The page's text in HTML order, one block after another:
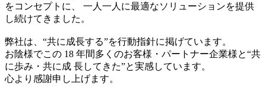
をコンセプトに、 一人一人に最適なソリューションを提供
し続けてきました。
弊社は、“共に成長する”を行動指針に掲げています。
お陰様でこの 18 年間多くのお客様・パートナー企業様と“共
に歩み・共に成 長してきた”と実感しています。
心より感謝申し上げます。